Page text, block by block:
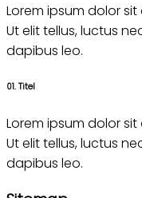
Lorem ipsum dolor
Ut elit tellus, luctus
dapibus leo.
01. Titel
Lorem ipsum dolor
Ut elit tellus, luctus
dapibus leo.